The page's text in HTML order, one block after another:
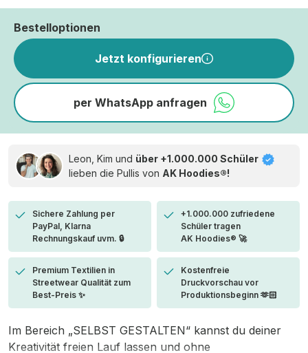
Bestelloptionen
Jetzt konfigurieren
per WhatsApp anfragen
Leon, Kim und über +1.000.000 Schüler
lieben die Pullis von AK Hoodies®!
Sichere Zahlung per
PayPal, Klarna
Rechnungskauf uvm. 🔒
+1.000.000 zufriedene
Schüler tragen
AK Hoodies® 🚀
Premium Textilien in
Streetwear Qualität zum
Best-Preis ✨
Kostenfreie
Druckvorschau vor
Produktionsbeginn 🫶🏻
Im Bereich „SELBST GESTALTEN“ kannst du deiner
Kreativität freien Lauf lassen und ohne